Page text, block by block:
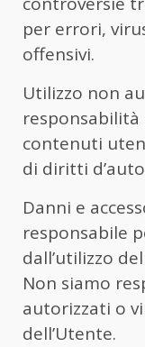
per errori,
offensivi.
Utilizzo non
responsabilità
contenuti
di diritti
Danni e
responsabile
dall’utilizzo
Non siamo
autorizzati o
dell’Utente.